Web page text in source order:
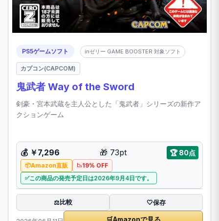
PS5ゲームソフト inゼリー GAME BOOSTER 対象ソフト
カプコン(CAPCOM)
鬼武者 Way of the Sword
剣豪・宮本武蔵を主人公とした「鬼武者」シリーズの新作ア
クションゲーム
💰 ￥7,296 🎁 73pt 🏆80点
Amazon直販
19% OFF
この商品の発売予定日は2026年9月4日です。
⚖️比較 🤍保存